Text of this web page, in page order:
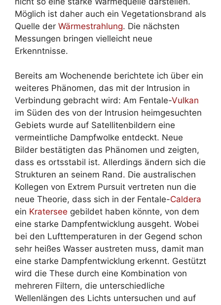
Möglich ist daher auch ein Vegetationsbrand als
Quelle der Wärmestrahlung. Die nächsten
Messungen bringen vielleicht neue
Erkenntnisse.
Bereits am Wochenende berichtete ich über ein
weiteres Phänomen, das mit der Intrusion in
Verbindung gebracht wird: Am Fentale-Vulkan
im Süden des von der Intrusion heimgesuchten
Gebiets wurde auf Satellitenbildern eine
vermeintliche Dampfwolke entdeckt. Neue
Bilder bestätigten das Phänomen und zeigten,
dass es ortsstabil ist. Allerdings ändern sich die
Strukturen an seinem Rand. Die australischen
Kollegen von Extrem Pursuit vertreten nun die
neue Theorie, dass sich in der Fentale-Caldera
ein Kratersee gebildet haben könnte, von dem
eine starke Dampfentwicklung ausgeht. Wobei
bei den Lufttemperaturen in der Gegend schon
sehr heißes Wasser austreten muss, damit man
eine starke Dampfentwicklung erkennt. Gestützt
wird die These durch eine Kombination von
mehreren Filtern, die unterschiedliche
Wellenlängen des Lichts untersuchen und auf